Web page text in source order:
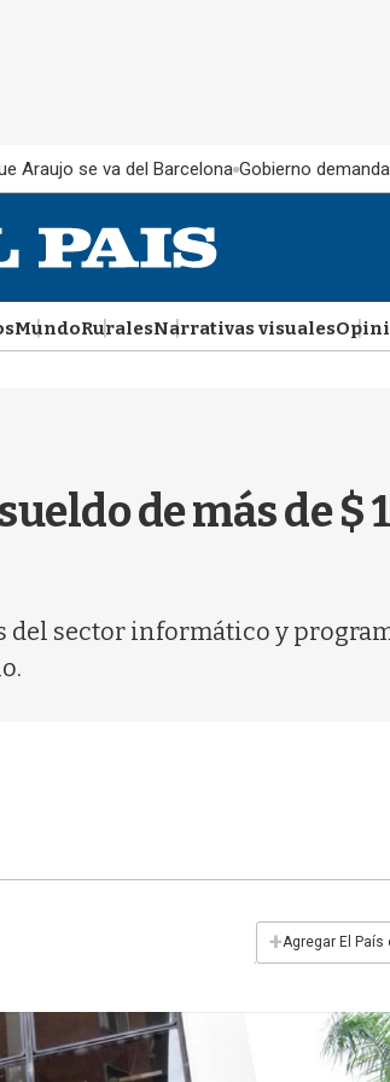
Araujo se va del Barcelona Gobierno
MundoRuralesNarrativas visuales
de más de $
sector informático y
+Agregar El País